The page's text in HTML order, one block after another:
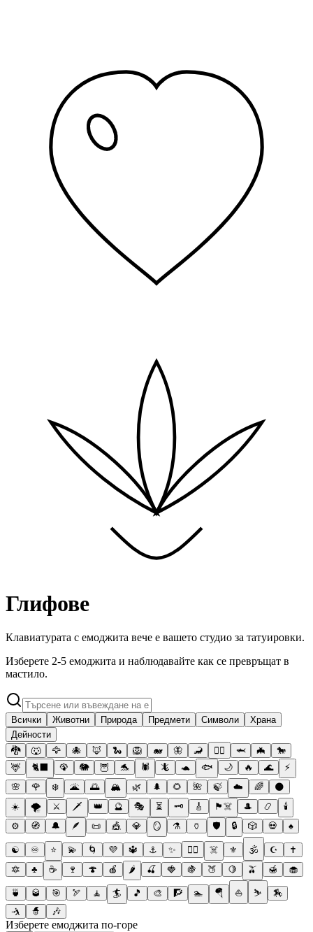
Глифове
Клавиатурата с емоджита вече е вашето студио за татуировки.
Изберете 2-5 емоджита и наблюдавайте как се превръщат в
мастило.
Всички Животни Природа Предмети Символи
Храна
Дейности
🐉
🐺 🦅 🐙 🦊 🐍 🦁 🐋 🦋 🦂 🐦‍🔥 🦈 🦇
🐎
🦌
🐈‍⬛ 🦚 🐘 🦉 🐬 🕷️ 🦎 🐢 🐟 🌙 🔥 🌊
⚡
🌸
🌹 ❄️ 🌋 🌅 🏔️ 🌿 🌲 🌻 🌺 🍃 ☁️ 🌈
🌑
☀️
🌪️ ⚔️ 🗡️ 👑 🔮 🎭 ⏳ 🗝️ 🎸 🏴‍☠️ 🎩 📿
🕯️
⚙️
🧭 🔔 🪶 📜 🎪 💎 🪞 ⚗️ 🏺 🛡️ 🔒 🎲 💀 ♠️
☯️ ♾️ ⭐ 💫 🌀 💜 🔱 ⚓ ✨ ❤️‍🔥 ☠️ ⚜️ 🕉️ ☪️
✝️
🔯
♣️ ☕ 🍷 🍄 🍎 🌶️ 🍒 🍓 🍇 🍑 🍋 🫒 🍯 🧁
🍵 🥃 🎯 🏹 🧘 🏄 🎵 🎨 🧗 🏊 🪂 ⛵ ⛷️
🏇
🤺
🧙 🎶
Изберете емоджита по-горе